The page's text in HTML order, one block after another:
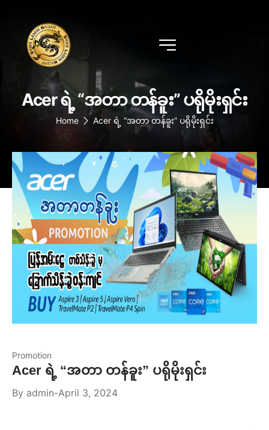
Acer ရဲ့ “အတာ တန်ခူး” ပရိုမိုးရှင်း
Home Acer ရဲ့ “အတာ တန်ခူး” ပရိုမိုးရှင်း
Promotion
Acer ရဲ့ “အတာ တန်ခူး” ပရိုမိုးရှင်း
By admin April 3, 2024